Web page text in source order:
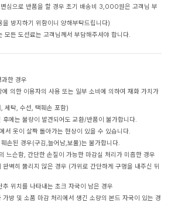
심으로 반품을 할 경우 초기 배송비 3,000원은 고객님 부
방지하기 위함이니 양해부탁드립니다)
모든 도선료는 고객님께서 부담해주셔야 합니다.
한 경우
의한 이용자의 사용 또는 일부 소비에 의하여 재화 가치가
세탁, 수선, 택훼손 포함)
에는 불량이 발견되어도 교환/반품이 불가합니다.
서 옷이 살짝 돌아가는 현상이 있을 수 있습니다.
손된 경우(구김,늘어남,보풀)는 불가합니다.
느슨함, 간단한 손질이 가능한 마감실 처리가 미흡한 경우
벽히 뚫리지 않은 경우 (가위로 간단하게 구멍을 내주신 뒤
위치를 나타내는 초크 자국이 남은 경우
방 및 소품 마감 처리에서 생긴 소량의 본드 자국이 있는 경